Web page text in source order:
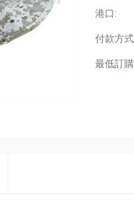
港口:
付款方
最低訂